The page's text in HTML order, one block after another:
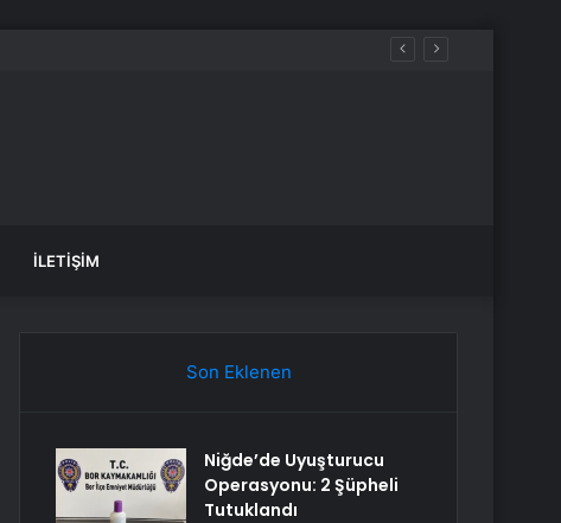
İLETIŞIM
Son Eklenen
Niğde’de Uyuşturucu
Operasyonu: 2 Şüpheli
Tutuklandı